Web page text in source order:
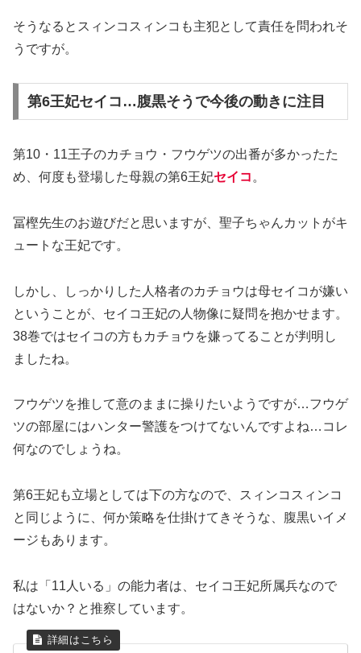
そうなるとスィンコスィンコも主犯として責任を問われそ
うですが。
第6王妃セイコ…腹黒そうで今後の動きに注目
第10・11王子のカチョウ・フウゲツの出番が多かったた
め、何度も登場した母親の第6王妃セイコ 。
冨樫先生のお遊びだと思いますが、聖子ちゃんカットがキ
ュートな王妃です。
しかし、しっかりした人格者のカチョウは母セイコが嫌い
ということが、セイコ王妃の人物像に疑問を抱かせます。
38巻ではセイコの方もカチョウを嫌ってることが判明し
ましたね。
フウゲツを推して意のままに操りたいようですが…フウゲ
ツの部屋にはハンター警護をつけてないんですよね…コレ
何なのでしょうね。
第6王妃も立場としては下の方なので、スィンコスィンコ
と同じように、何か策略を仕掛けてきそうな、腹黒いイメ
ージもあります。
私は「11人いる」の能力者は、セイコ王妃所属兵なので
はないか？と推察しています。